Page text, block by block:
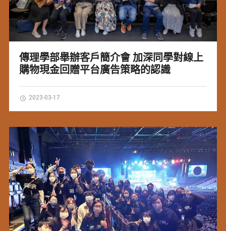
傳理學部舉辦客戶簡介會 加深同學對線上
購物現金回贈平台廣告策略的認識
2023-03-17